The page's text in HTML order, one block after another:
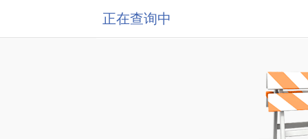
正在查询中